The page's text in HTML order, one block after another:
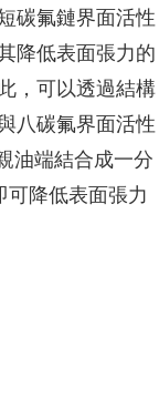
碳氟鏈界面活性
降低表面張力的
，可以透過結構
八碳氟界面活性
油端結合成一分
降低表面張力